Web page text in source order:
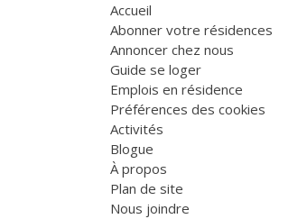
Accueil
Abonner votre résidences
Annoncer chez nous
Guide se loger
Emplois en résidence
Préférences des cookies
Activités
Blogue
À propos
Plan de site
Nous joindre